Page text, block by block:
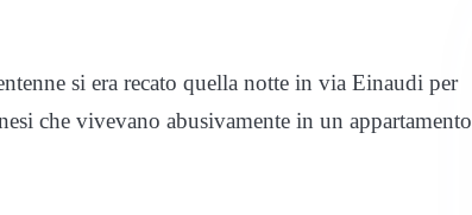
si era recato quella notte in via Einaudi per
che vivevano abusivamente in un appartamento